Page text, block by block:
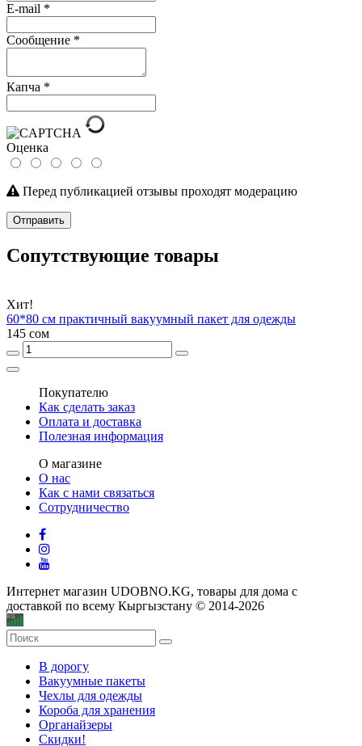
E-mail *
Сообщение *
Капча *
Оценка
Перед публикацией отзывы проходят модерацию
Отправить
Сопутствующие товары
Хит!
60*80 см практичный вакуумный пакет для одежды
145 сом
Покупателю
Как сделать заказ
Оплата и доставка
Полезная информация
О магазине
О нас
Как с нами связаться
Сотрудничество
Интернет магазин UDOBNO.KG, товары для дома с
доставкой по всему Кыргызстану © 2014-2026
В дорогу
Вакуумные пакеты
Чехлы для одежды
Короба для хранения
Органайзеры
Скидки!